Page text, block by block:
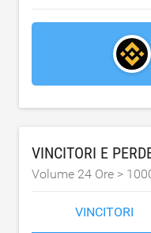
VINCITORI E
Volume 24 Ore >
VINCITORI